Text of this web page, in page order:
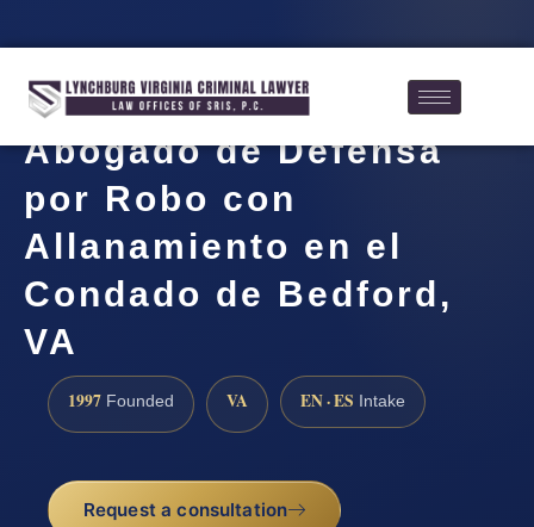
Abogado de Defensa
por Robo con
Allanamiento en el
Condado de Bedford,
VA
1997 Founded VA EN · ES Intake
Request a consultation